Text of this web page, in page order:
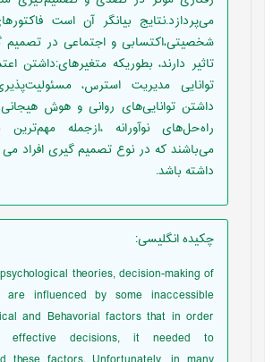
می‌پردازد.نتایج بیانگر آن است
شخصیتی،اکتسابی و اجتماعی در تصمیم
تاثیر دارند، بطوریکه متغیرهای:داشتن
توانایی مدیریت استرس، مسئولیت‌پذیری
داشتن توانایی‌های روانی و هوش هیجانی
راه‌حل‌های نوآورانه ،ازجمله مهم‌ترین
می‌باشند که در نوع تصمیم گیری افراد می
داشته باشد.
چکیده انگلیسی:
theories, decision-making of
are influenced by some inaccessible
and Behavorial factors that in order
effective decisions, it needed to